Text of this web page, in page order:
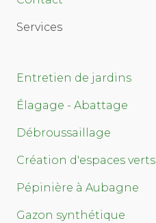
Services
Entretien de jardins
Élagage - Abattage
Débroussaillage
Création d'espaces verts
Pépinière à Aubagne
Gazon synthétique